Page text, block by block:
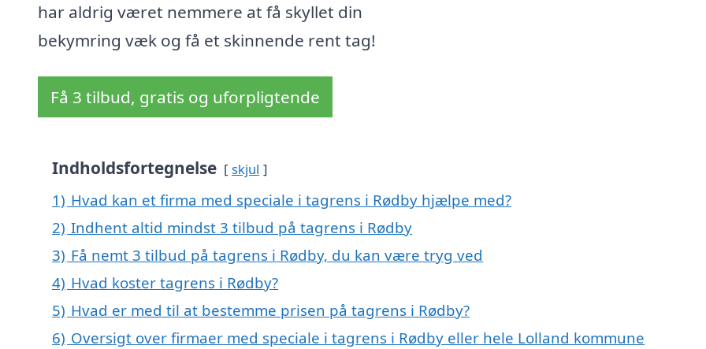
har aldrig været nemmere at få skyllet din
bekymring væk og få et skinnende rent tag!
Få 3 tilbud, gratis og uforpligtende
Indholdsfortegnelse skjul
1) Hvad kan et firma med speciale i tagrens i Rødby hjælpe med?
2) Indhent altid mindst 3 tilbud på tagrens i Rødby
3) Få nemt 3 tilbud på tagrens i Rødby, du kan være tryg ved
4) Hvad koster tagrens i Rødby?
5) Hvad er med til at bestemme prisen på tagrens i Rødby?
6) Oversigt over firmaer med speciale i tagrens i Rødby eller hele Lolland kommune